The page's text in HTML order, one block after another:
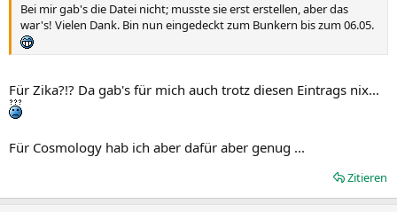
Bei mir gab's die Datei nicht; musste sie erst erstellen, aber das
war's! Vielen Dank. Bin nun eingedeckt zum Bunkern bis zum 06.05.
Für Zika?!? Da gab's für mich auch trotz diesen Eintrags nix...
Für Cosmology hab ich aber dafür aber genug ...
Zitieren